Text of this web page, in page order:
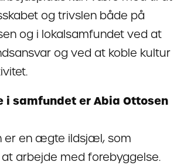
og trivslen både på
og i lokalsamfundet ved at
og ved at koble kultur
i samfundet er Abia Ottosen
er en ægte ildsjæl, som
arbejde med forebyggelse.